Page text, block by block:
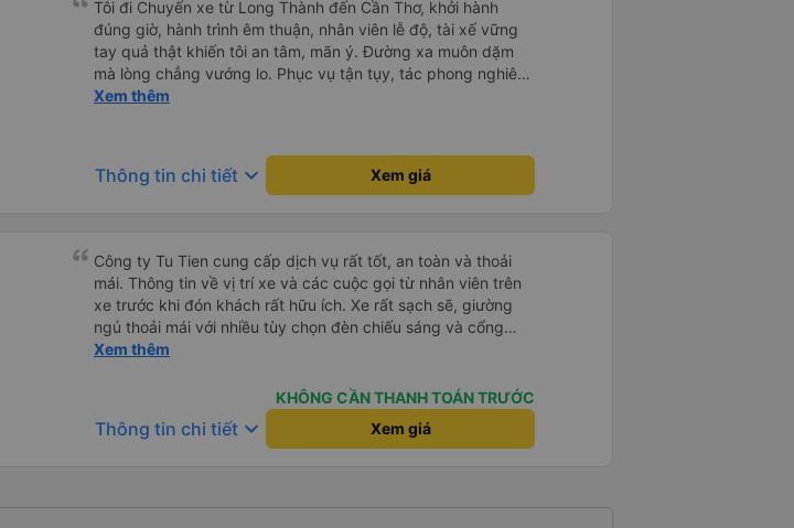
Tôi đi Chuyến xe từ Long Thành đến Cần Thơ, khởi hành
đúng giờ, hành trình êm thuận, nhân viên lễ độ, tài xế vững
tay quả thật khiến tôi an tâm, mãn ý. Đường xa muôn dặm
mà lòng chẳng vướng lo. Phục vụ tận tụy, tác phong nghiêm
cẩn, hiếm thấy giữa thời buổi kim tiền vội vã. Xã hội loạn đạo.
Xem thêm
Thông tin chi tiết keyboard_arrow_down Xem giá
Công ty Tu Tien cung cấp dịch vụ rất tốt, an toàn và thoải
mái. Thông tin về vị trí xe và các cuộc gọi từ nhân viên trên
xe trước khi đón khách rất hữu ích. Xe rất sạch sẽ, giường
ngủ thoải mái với nhiều tùy chọn đèn chiếu sáng và cổng
USB được đặt ở vị trí thuận tiện. Nhân viên rất lịch sự và xe
Xem thêm
KHÔNG CẦN THANH TOÁN TRƯỚC
Thông tin chi tiết keyboard_arrow_down Xem giá